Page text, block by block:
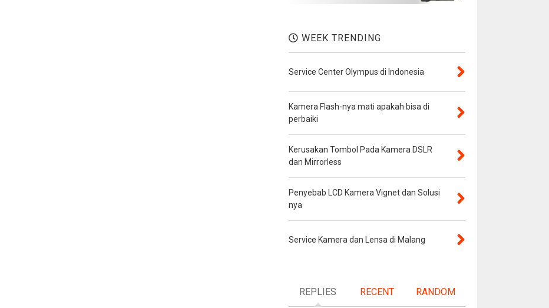
WEEK TRENDING
Service Center Olympus di Indonesia
Kamera Flash-nya mati apakah bisa di
perbaiki
Kerusakan Tombol Pada Kamera DSLR
dan Mirrorless
Penyebab LCD Kamera Vignet dan Solusi
nya
Service Kamera dan Lensa di Malang
REPLIES RECENT RANDOM